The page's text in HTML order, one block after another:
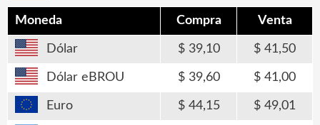
Moneda Compra Venta
Dólar 39,10 41,50
Dólar eBROU 39,60 41,00
Euro 44,15 49,01